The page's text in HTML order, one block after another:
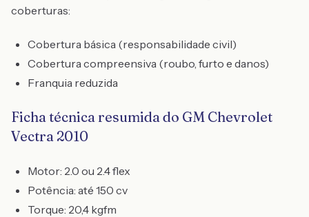
coberturas:
Cobertura básica (responsabilidade civil)
Cobertura compreensiva (roubo, furto e danos)
Franquia reduzida
Ficha técnica resumida do GM Chevrolet
Vectra 2010
Motor: 2.0 ou 2.4 flex
Potência: até 150 cv
Torque: 20,4 kgfm